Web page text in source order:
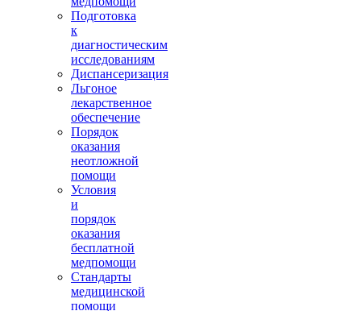
Подготовка
к
диагностическим
исследованиям
Диспансеризация
Льгоное
лекарственное
обеспечение
Порядок
оказания
неотложной
помощи
Условия
и
порядок
оказания
бесплатной
медпомощи
Стандарты
медицинской
помощи